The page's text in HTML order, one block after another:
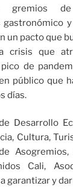
de
gastronómico
un pacto que
crisis que
de
público que
días.
Desarrollo
Cultura,
Asogremios,
Cali,
garantizar y